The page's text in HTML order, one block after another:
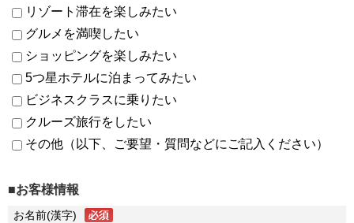
リゾート滞在を楽しみたい
グルメを満喫したい
ショッピングを楽しみたい
5つ星ホテルに泊まってみたい
ビジネスクラスに乗りたい
クルーズ旅行をしたい
その他（以下、ご要望・質問などにご記入ください）
■お客様情報
お名前(漢字)